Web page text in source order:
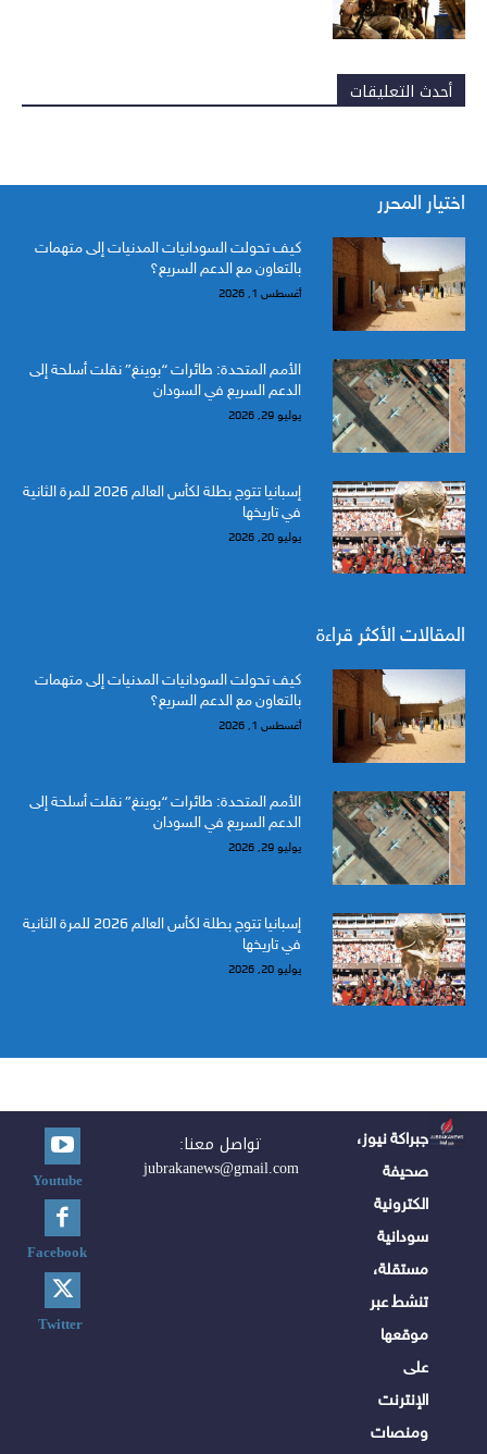
أحدث التعليقات
اختيار المحرر
كيف تحولت السودانيات المدنيات إلى متهمات
بالتعاون مع الدعم السريع؟
أغسطس 1, 2026
الأمم المتحدة: طائرات “بوينغ” نقلت أسلحة إلى
الدعم السريع في السودان
يوليو 29, 2026
إسبانيا تتوج بطلة لكأس العالم 2026 للمرة الثانية
في تاريخها
يوليو 20, 2026
المقالات الأكثر قراءة
كيف تحولت السودانيات المدنيات إلى متهمات
بالتعاون مع الدعم السريع؟
أغسطس 1, 2026
الأمم المتحدة: طائرات “بوينغ” نقلت أسلحة إلى
الدعم السريع في السودان
يوليو 29, 2026
إسبانيا تتوج بطلة لكأس العالم 2026 للمرة الثانية
في تاريخها
يوليو 20, 2026
جبراكة نيوز،
صحيفة
الكترونية
سودانية
مستقلة،
تنشط عبر
موقعها
على
الإنترنت
ومنصات
تواصل معنا:
jubrakanews@gmail.com
Youtube
Facebook
Twitter